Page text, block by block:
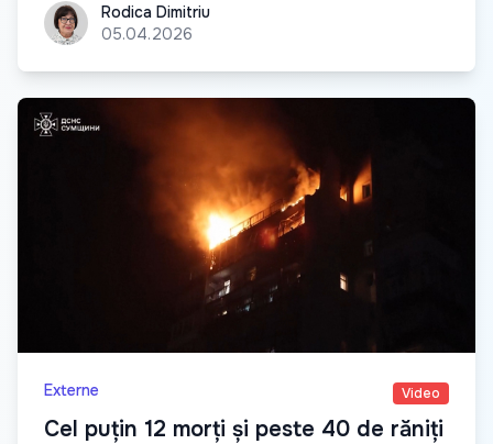
Rodica Dimitriu
Rodica Dimitriu
05.04.2026
Externe Video
Cel puțin 12 morți și peste 40 de răniți